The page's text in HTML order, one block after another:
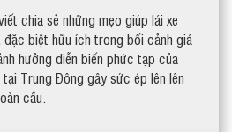
chia sẻ những mẹo giúp lái xe
đặc biệt hữu ích trong bối cảnh giá
hưởng diễn biến phức tạp của
Trung Đông gây sức ép lên lên
cầu.